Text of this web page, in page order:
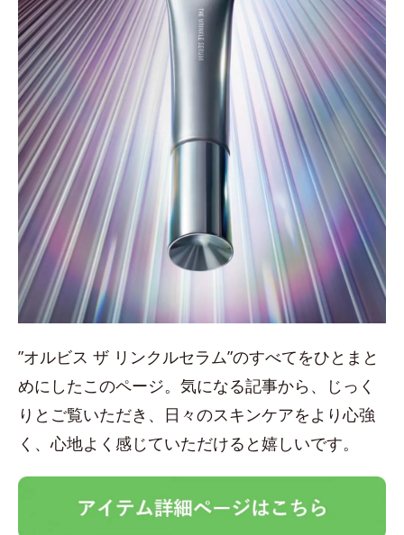
”オルビス ザ リンクルセラム”のすべてをひとまと
めにしたこのページ。気になる記事から、じっく
りとご覧いただき、日々のスキンケアをより心強
く、心地よく感じていただけると嬉しいです。